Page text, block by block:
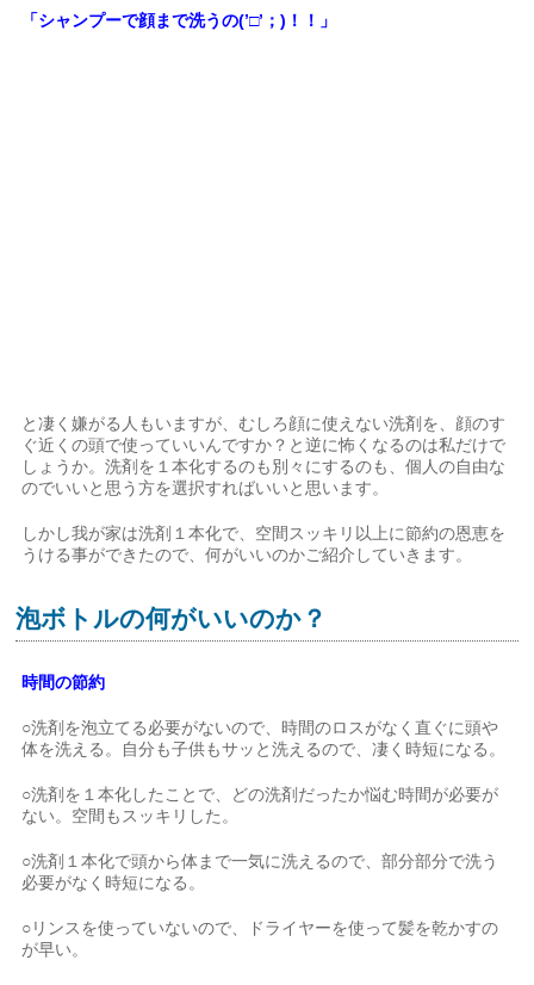
「シャンプーで顔まで洗うの(’□’；)！！」
と凄く嫌がる人もいますが、むしろ顔に使えない洗剤を、顔のす
ぐ近くの頭で使っていいんですか？と逆に怖くなるのは私だけで
しょうか。洗剤を１本化するのも別々にするのも、個人の自由な
のでいいと思う方を選択すればいいと思います。
しかし我が家は洗剤１本化で、空間スッキリ以上に節約の恩恵を
うける事ができたので、何がいいのかご紹介していきます。
泡ボトルの何がいいのか？
時間の節約
○洗剤を泡立てる必要がないので、時間のロスがなく直ぐに頭や
体を洗える。自分も子供もサッと洗えるので、凄く時短になる。
○洗剤を１本化したことで、どの洗剤だったか悩む時間が必要が
ない。空間もスッキリした。
○洗剤１本化で頭から体まで一気に洗えるので、部分部分で洗う
必要がなく時短になる。
○リンスを使っていないので、ドライヤーを使って髪を乾かすの
が早い。